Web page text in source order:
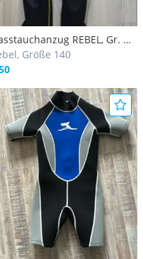
REBEL, Gr. M
Größe 140